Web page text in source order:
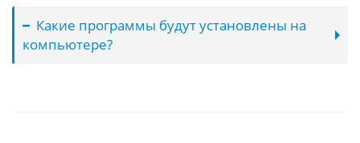
Какие программы будут установлены на
компьютере?